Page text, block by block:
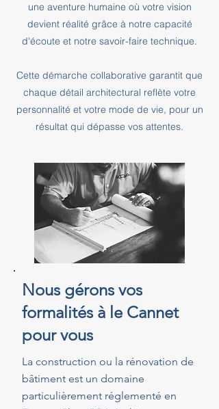
une aventure humaine où votre vision
devient réalité grâce à notre capacité
d'écoute et notre savoir-faire technique.
Cette démarche collaborative garantit que
chaque détail architectural reflète votre
personnalité et votre mode de vie, pour un
résultat qui dépasse vos attentes.
Nous gérons vos
formalités à le Cannet
pour vous
La construction ou la rénovation de
bâtiment est un domaine
particulièrement réglementé en